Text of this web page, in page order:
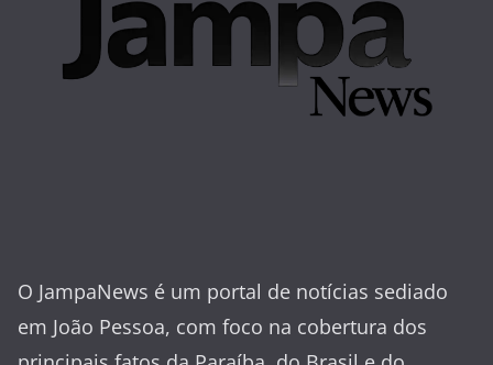
O JampaNews é um portal de notícias sediado
em João Pessoa, com foco na cobertura dos